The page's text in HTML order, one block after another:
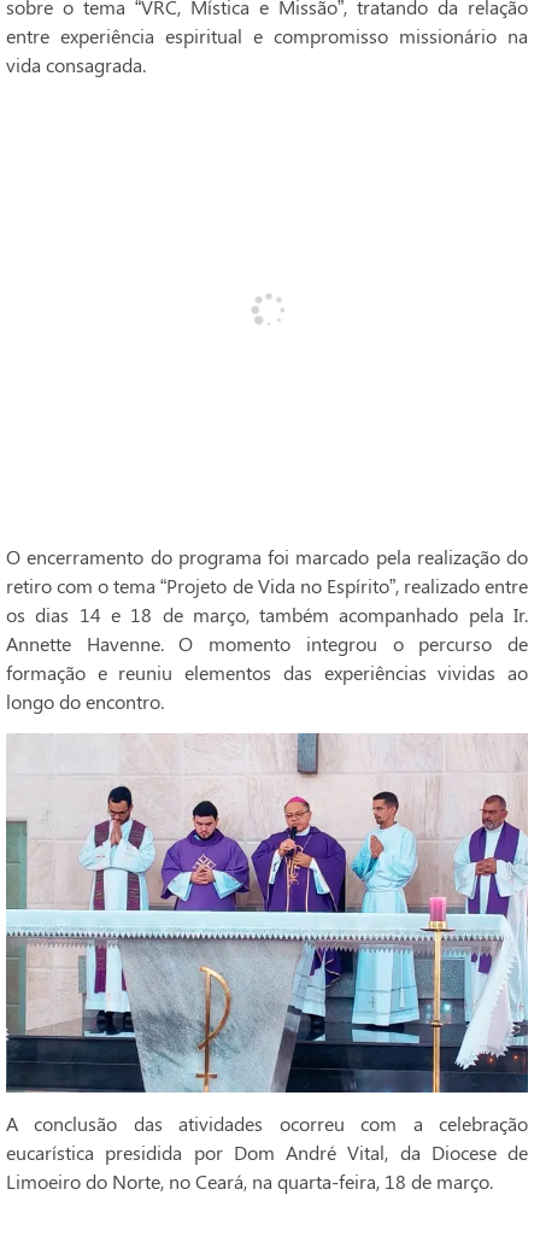
sobre o tema “VRC, Mística e Missão”, tratando da relação
entre experiência espiritual e compromisso missionário na
vida consagrada.
O encerramento do programa foi marcado pela realização do
retiro com o tema “Projeto de Vida no Espírito”, realizado entre
os dias 14 e 18 de março, também acompanhado pela Ir.
Annette Havenne. O momento integrou o percurso de
formação e reuniu elementos das experiências vividas ao
longo do encontro.
A conclusão das atividades ocorreu com a celebração
eucarística presidida por Dom André Vital, da Diocese de
Limoeiro do Norte, no Ceará, na quarta-feira, 18 de março.